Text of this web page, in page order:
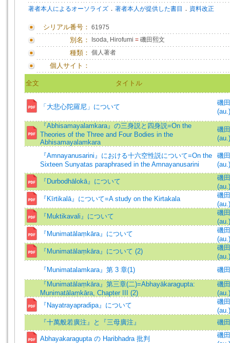
著者本人によるオーソライズ ． 著者本人が提供した書目 ． 資料改正
シリアル番号： 61975
別名： Isoda, Hirofumi = 磯田熙文
種類： 個人著者
個人サイト：
全文 タイトル
「大悲心陀羅尼」について
磯
(au.)
『Abhisamayalamkara』の三身説と四身説=On the
Theories of the Three and Four Bodies in the
Abhisamayalamkara
磯
(au.)
『Amnayanusarini』における十六空性説について=On the
Sixteen Sunyatas paraphrased in the Amnayanusarini
磯
(au.)
『Durbodhālokā』について
磯
(au.)
『Kīrtikalā』について=A study on the Kirtakala
磯
(au.)
『Muktikavali』について
磯
(au.)
『Munimatālaṃkāra』について
磯
(au.)
『Munimatālaṃkāra』について (2)
磯
(au.)
『Munimatalamkara』第 3 章(1)
磯
『Munimatālaṃkāra』第三章(二)=Abhayākaragupta:
Munimatālaṃkāra, Chapter III (2)
磯
(au.)
『Nayatrayapradipa』について
磯
(au.)
『十萬般若廣注』と『三母廣注』
磯
Abhayakaragupta の Haribhadra 批判
磯